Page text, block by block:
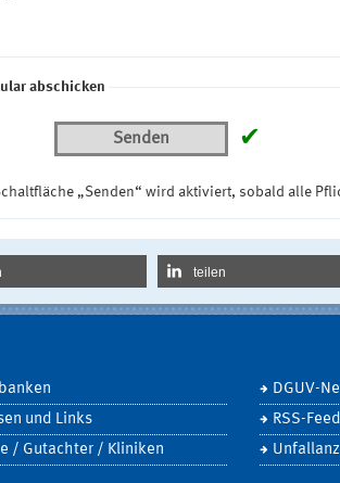
abschicken
Senden ✔
„Senden“ wird aktiviert, sobald alle
teilen
und Links
/ Gutachter / Kliniken
DGUV-
RSS-